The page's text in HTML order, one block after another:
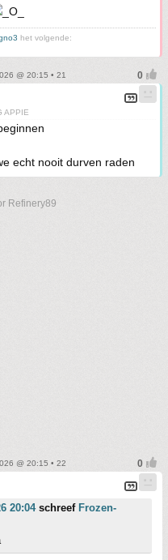
het volgende:
@ 20:15 • 21
APPIE
echt nooit durven raden
Refinery89
@ 20:15 • 22
20:04schreef Frozen-